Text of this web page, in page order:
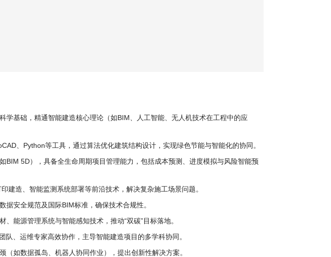
学基础，精通智能建造核心理论（如BIM、人工智能、无人机技术在工程中的应
、Python等工具，通过算法优化建筑结构设计，实现绿色节能与智能化的协同。
BIM 5D），具备全生命周期项目管理能力，包括成本预测、进度模拟与风险智能预
建造、智能监测系统部署等前沿技术，解决复杂施工场景问题。
据安全规范及国际BIM标准，确保技术合规性。
、能源管理系统与智能感知技术，推动“双碳”目标落地。
队、运维专家高效协作，主导智能建造项目的多学科协同。
（如数据孤岛、机器人协同作业），提出创新性解决方案。